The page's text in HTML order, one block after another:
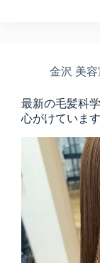
金沢 美容
最新の毛髪科
心がけています